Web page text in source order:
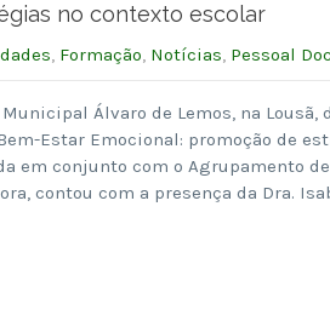
no contexto escolar
, Formação, Notícias, Pessoal
Álvaro de Lemos, na Lousã,
Estar Emocional: promoção de
em conjunto com o Agrupamento de
contou com a presença da Dra.